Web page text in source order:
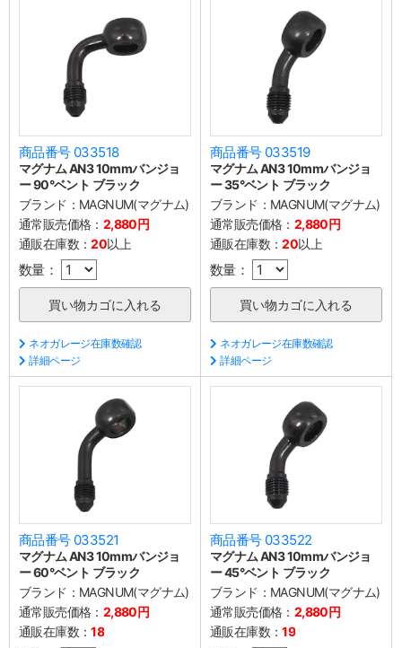
商品番号 033518
マグナム AN3 10mmバンジョ
ー 90°ベント ブラック
ブランド： MAGNUM(マグナム)
通常販売価格： 2,880円
通販在庫数：20以上
数量：
ネオガレージ在庫数確認
詳細ページ
商品番号 033519
マグナム AN3 10mmバンジョ
ー 35°ベント ブラック
ブランド： MAGNUM(マグナム)
通常販売価格： 2,880円
通販在庫数：20以上
数量：
ネオガレージ在庫数確認
詳細ページ
商品番号 033521
マグナム AN3 10mmバンジョ
ー 60°ベント ブラック
ブランド： MAGNUM(マグナム)
通常販売価格： 2,880円
通販在庫数：18
商品番号 033522
マグナム AN3 10mmバンジョ
ー 45°ベント ブラック
ブランド： MAGNUM(マグナム)
通常販売価格： 2,880円
通販在庫数：19